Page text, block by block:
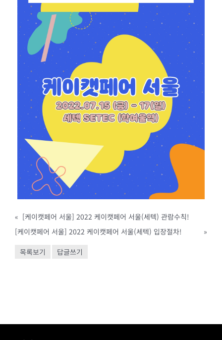
« [케이캣페어 서울] 2022 케이캣페어 서울(세텍) 관람수칙!
[케이캣페어 서울] 2022 케이캣페어 서울(세텍) 입장절차!
»
목록보기 답글쓰기